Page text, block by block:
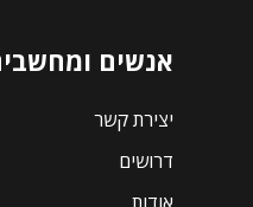
אנשים
יצירת קשר
דרושים